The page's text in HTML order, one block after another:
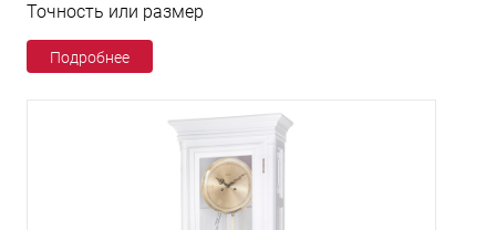
Точность или размер
Подробнее